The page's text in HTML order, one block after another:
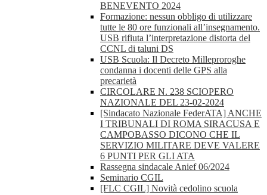
BENEVENTO 2024
Formazione: nessun obbligo di utilizzare
tutte le 80 ore funzionali all’insegnamento.
USB rifiuta l’interpretazione distorta del
CCNL di taluni DS
USB Scuola: Il Decreto Milleproroghe
condanna i docenti delle GPS alla
precarietà
CIRCOLARE N. 238 SCIOPERO
NAZIONALE DEL 23-02-2024
[Sindacato Nazionale FederATA] ANCHE
I TRIBUNALI DI ROMA SIRACUSA E
CAMPOBASSO DICONO CHE IL
SERVIZIO MILITARE DEVE VALERE
6 PUNTI PER GLI ATA
Rassegna sindacale Anief 06/2024
Seminario CGIL
[FLC CGIL] Novità cedolino scuola